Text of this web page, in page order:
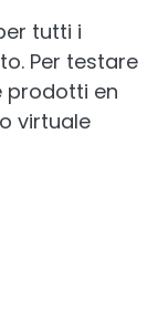
tutti i
Per testare
prodotti en
virtuale